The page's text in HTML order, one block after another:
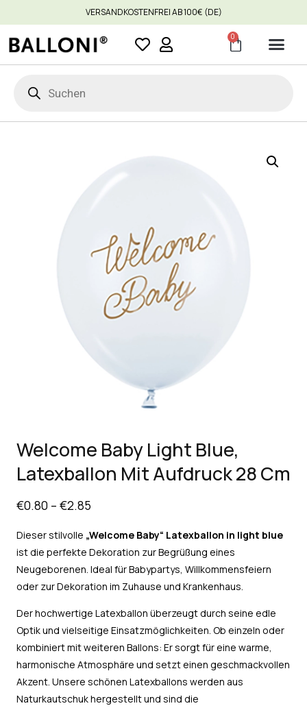
VERSANDKOSTENFREI AB 100€ (DE)
0
Welcome Baby Light Blue,
Latexballon Mit Aufdruck 28 Cm
€0.80 – €2.85
Dieser stilvolle „Welcome Baby“ Latexballon in light blue
ist die perfekte Dekoration zur Begrüßung eines
Neugeborenen. Ideal für Babypartys, Willkommensfeiern
oder zur Dekoration im Zuhause und Krankenhaus.
Der hochwertige Latexballon überzeugt durch seine edle
Optik und vielseitige Einsatzmöglichkeiten. Ob einzeln oder
kombiniert mit weiteren Ballons: Er sorgt für eine warme,
harmonische Atmosphäre und setzt einen geschmackvollen
Akzent. Unsere schönen Latexballons werden aus
Naturkautschuk hergestellt und sind die